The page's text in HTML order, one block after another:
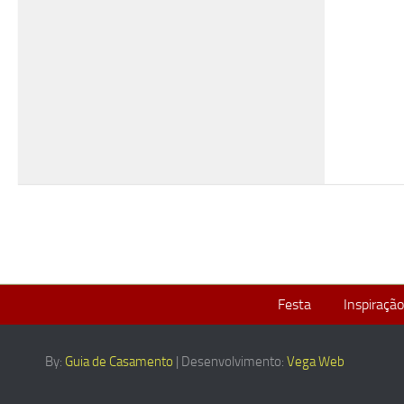
Festa Inspiração
By: Guia de Casamento | Desenvolvimento: Vega Web